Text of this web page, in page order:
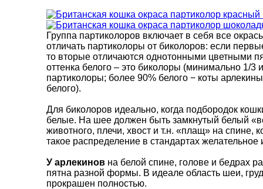
Группа партиколоров включает в себя все
отличать партиколоры от биколоров: если
то вторые отличаются однотонными цветными
оттенка белого – это биколоры (минимально 1/3
партиколоры; более 90% белого − коты
белого).
Для биколоров идеально, когда подбородок
белые. На шее должен быть замкнутый белый
животного, плечи, хвост и т.н. «плащ» на
такое распределение в стандартах
У арлекинов на белой спине, голове и бедрах
пятна разной формы. В идеале область шеи,
прокрашен полностью.